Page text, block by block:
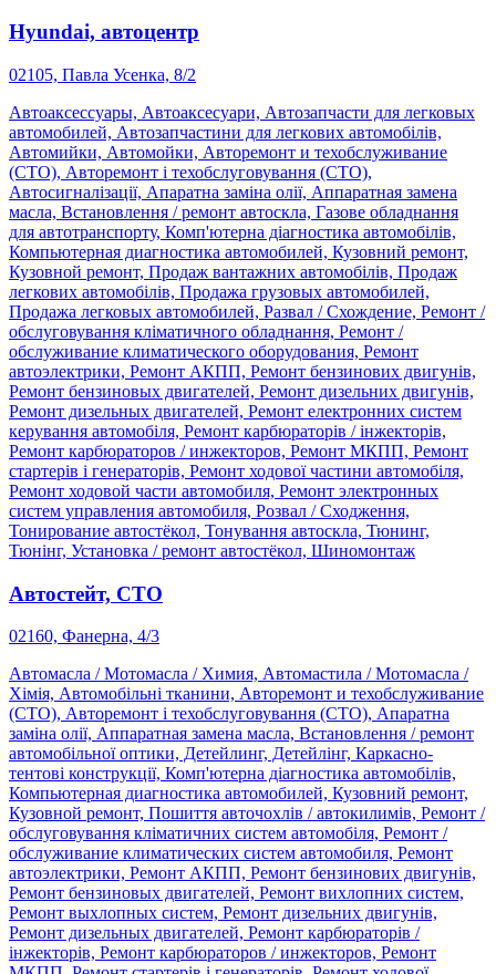
Hyundai, автоцентр
02105, Павла Усенка, 8/2
Автоаксессуары, Автоаксесуари, Автозапчасти для легковых
автомобилей, Автозапчастини для легкових автомобілів,
Автомийки, Автомойки, Авторемонт и техобслуживание
(СТО), Авторемонт і техобслуговування (СТО),
Автосигналізації, Апаратна заміна олії, Аппаратная замена
масла, Встановлення / ремонт автоскла, Газове обладнання
для автотранспорту, Комп'ютерна діагностика автомобілів,
Компьютерная диагностика автомобилей, Кузовний ремонт,
Кузовной ремонт, Продаж вантажних автомобілів, Продаж
легкових автомобілів, Продажа грузовых автомобилей,
Продажа легковых автомобилей, Развал / Схождение, Ремонт /
обслуговування кліматичного обладнання, Ремонт /
обслуживание климатического оборудования, Ремонт
автоэлектрики, Ремонт АКПП, Ремонт бензинових двигунів,
Ремонт бензиновых двигателей, Ремонт дизельних двигунів,
Ремонт дизельных двигателей, Ремонт електронних систем
керування автомобіля, Ремонт карбюраторів / інжекторів,
Ремонт карбюраторов / инжекторов, Ремонт МКПП, Ремонт
стартерів і генераторів, Ремонт ходової частини автомобіля,
Ремонт ходовой части автомобиля, Ремонт электронных
систем управления автомобиля, Розвал / Сходження,
Тонирование автостёкол, Тонування автоскла, Тюнинг,
Тюнінг, Установка / ремонт автостёкол, Шиномонтаж
Автостейт, СТО
02160, Фанерна, 4/3
Автомасла / Мотомасла / Химия, Автомастила / Мотомасла /
Хімія, Автомобільні тканини, Авторемонт и техобслуживание
(СТО), Авторемонт і техобслуговування (СТО), Апаратна
заміна олії, Аппаратная замена масла, Встановлення / ремонт
автомобільної оптики, Детейлинг, Детейлінг, Каркасно-
тентові конструкції, Комп'ютерна діагностика автомобілів,
Компьютерная диагностика автомобилей, Кузовний ремонт,
Кузовной ремонт, Пошиття авточохлів / автокилимів, Ремонт /
обслуговування кліматичних систем автомобіля, Ремонт /
обслуживание климатических систем автомобиля, Ремонт
автоэлектрики, Ремонт АКПП, Ремонт бензинових двигунів,
Ремонт бензиновых двигателей, Ремонт вихлопних систем,
Ремонт выхлопных систем, Ремонт дизельних двигунів,
Ремонт дизельных двигателей, Ремонт карбюраторів /
інжекторів, Ремонт карбюраторов / инжекторов, Ремонт